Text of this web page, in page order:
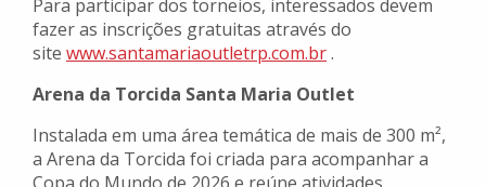
Para participar dos torneios, interessados devem
fazer as inscrições gratuitas através do
site www.santamariaoutletrp.com.br.
Arena da Torcida Santa Maria Outlet
Instalada em uma área temática de mais de 300 m²,
a Arena da Torcida foi criada para acompanhar a